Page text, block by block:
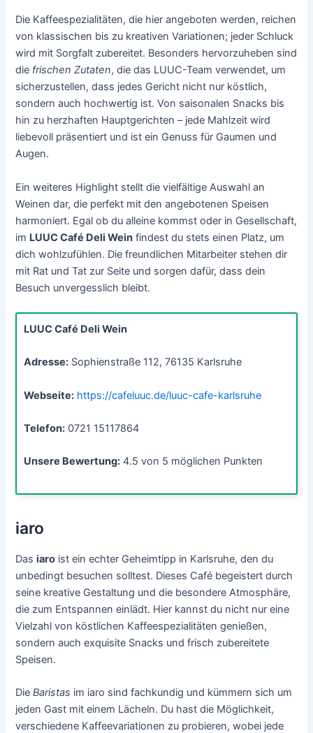
Die Kaffeespezialitäten, die hier angeboten werden, reichen
von klassischen bis zu kreativen Variationen; jeder Schluck
wird mit Sorgfalt zubereitet. Besonders hervorzuheben sind
die frischen Zutaten, die das LUUC-Team verwendet, um
sicherzustellen, dass jedes Gericht nicht nur köstlich,
sondern auch hochwertig ist. Von saisonalen Snacks bis
hin zu herzhaften Hauptgerichten – jede Mahlzeit wird
liebevoll präsentiert und ist ein Genuss für Gaumen und
Augen.
Ein weiteres Highlight stellt die vielfältige Auswahl an
Weinen dar, die perfekt mit den angebotenen Speisen
harmoniert. Egal ob du alleine kommst oder in Gesellschaft,
im LUUC Café Deli Wein findest du stets einen Platz, um
dich wohlzufühlen. Die freundlichen Mitarbeiter stehen dir
mit Rat und Tat zur Seite und sorgen dafür, dass dein
Besuch unvergesslich bleibt.
LUUC Café Deli Wein
Adresse: Sophienstraße 112, 76135 Karlsruhe
Webseite: https://cafeluuc.de/luuc-cafe-karlsruhe
Telefon: 0721 15117864
Unsere Bewertung: 4.5 von 5 möglichen Punkten
iaro
Dasiaro ist ein echter Geheimtipp in Karlsruhe, den du
unbedingt besuchen solltest. Dieses Café begeistert durch
seine kreative Gestaltung und die besondere Atmosphäre,
die zum Entspannen einlädt. Hier kannst du nicht nur eine
Vielzahl von köstlichen Kaffeespezialitäten genießen,
sondern auch exquisite Snacks und frisch zubereitete
Speisen.
DieBaristas im iaro sind fachkundig und kümmern sich um
jeden Gast mit einem Lächeln. Du hast die Möglichkeit,
verschiedene Kaffeevariationen zu probieren, wobei jede